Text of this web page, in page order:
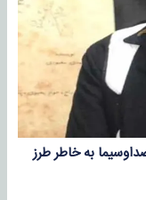
به خاطر طرز